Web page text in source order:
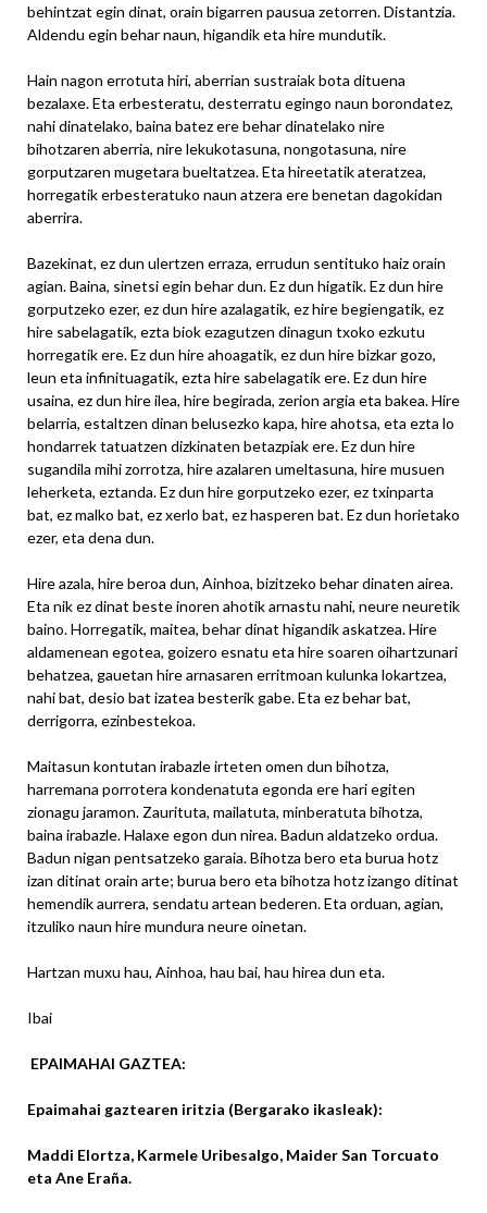
behintzat egin dinat, orain bigarren pausua zetorren. Distantzia.
Aldendu egin behar naun, higandik eta hire mundutik.
Hain nagon errotuta hiri, aberrian sustraiak bota dituena
bezalaxe. Eta erbesteratu, desterratu egingo naun borondatez,
nahi dinatelako, baina batez ere behar dinatelako nire
bihotzaren aberria, nire lekukotasuna, nongotasuna, nire
gorputzaren mugetara bueltatzea. Eta hireetatik ateratzea,
horregatik erbesteratuko naun atzera ere benetan dagokidan
aberrira.
Bazekinat, ez dun ulertzen erraza, errudun sentituko haiz orain
agian. Baina, sinetsi egin behar dun. Ez dun higatik. Ez dun hire
gorputzeko ezer, ez dun hire azalagatik, ez hire begiengatik, ez
hire sabelagatik, ezta biok ezagutzen dinagun txoko ezkutu
horregatik ere. Ez dun hire ahoagatik, ez dun hire bizkar gozo,
leun eta infinituagatik, ezta hire sabelagatik ere. Ez dun hire
usaina, ez dun hire ilea, hire begirada, zerion argia eta bakea. Hire
belarria, estaltzen dinan belusezko kapa, hire ahotsa, eta ezta lo
hondarrek tatuatzen dizkinaten betazpiak ere. Ez dun hire
sugandila mihi zorrotza, hire azalaren umeltasuna, hire musuen
leherketa, eztanda. Ez dun hire gorputzeko ezer, ez txinparta
bat, ez malko bat, ez xerlo bat, ez hasperen bat. Ez dun horietako
ezer, eta dena dun.
Hire azala, hire beroa dun, Ainhoa, bizitzeko behar dinaten airea.
Eta nik ez dinat beste inoren ahotik arnastu nahi, neure neuretik
baino. Horregatik, maitea, behar dinat higandik askatzea. Hire
aldamenean egotea, goizero esnatu eta hire soaren oihartzunari
behatzea, gauetan hire arnasaren erritmoan kulunka lokartzea,
nahi bat, desio bat izatea besterik gabe. Eta ez behar bat,
derrigorra, ezinbestekoa.
Maitasun kontutan irabazle irteten omen dun bihotza,
harremana porrotera kondenatuta egonda ere hari egiten
zionagu jaramon. Zaurituta, mailatuta, minberatuta bihotza,
baina irabazle. Halaxe egon dun nirea. Badun aldatzeko ordua.
Badun nigan pentsatzeko garaia. Bihotza bero eta burua hotz
izan ditinat orain arte; burua bero eta bihotza hotz izango ditinat
hemendik aurrera, sendatu artean bederen. Eta orduan, agian,
itzuliko naun hire mundura neure oinetan.
Hartzan muxu hau, Ainhoa, hau bai, hau hirea dun eta.
Ibai
EPAIMAHAI GAZTEA:
Epaimahai gaztearen iritzia (Bergarako ikasleak):
Maddi Elortza, Karmele Uribesalgo, Maider San Torcuato
eta Ane Eraña.